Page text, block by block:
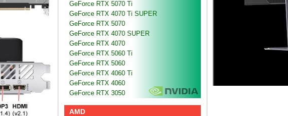
GeForce RTX 5070 Ti
GeForce RTX 4070 Ti SUPER
GeForce RTX 5070
GeForce RTX 4070 SUPER
GeForce RTX 4070
GeForce RTX 5060 Ti
GeForce RTX 5060
GeForce RTX 4060 Ti
GeForce RTX 4060
GeForce RTX 3050
AMD